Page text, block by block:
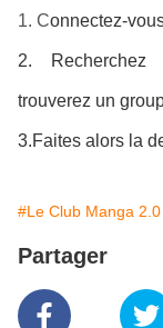
1. Connectez-
2.
trouverez un
3.Faites alors la
#Le Club Manga 2.0
Partager